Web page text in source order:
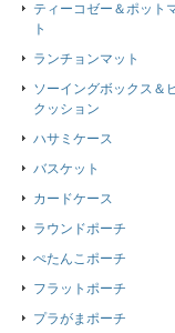
ティーコゼー＆ポット
ト
ランチョンマット
ソーイングボックス＆
クッション
ハサミケース
バスケット
カードケース
ラウンドポーチ
ぺたんこポーチ
フラットポーチ
プラがまポーチ